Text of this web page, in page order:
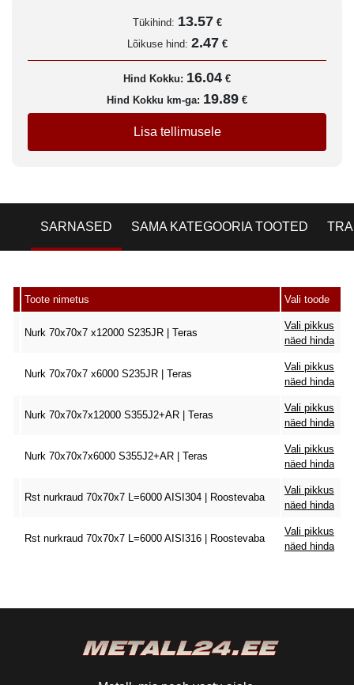
Tükihind: 13.57 €
Lõikuse hind: 2.47 €
Hind Kokku: 16.04 €
Hind Kokku km-ga: 19.89 €
Lisa tellimusele
SARNASED SAMA KATEGOORIA TOOTED
Toote nimetus Vali toode
Nurk 70x70x7 x12000 S235JR | Teras
Vali pikkus
näed hinda
Nurk 70x70x7 x6000 S235JR | Teras
Vali pikkus
näed hinda
Nurk 70x70x7x12000 S355J2+AR | Teras
Vali pikkus
näed hinda
Nurk 70x70x7x6000 S355J2+AR | Teras
Vali pikkus
näed hinda
Rst nurkraud 70x70x7 L=6000 AISI304 | Roostevaba
Vali pikkus
näed hinda
Rst nurkraud 70x70x7 L=6000 AISI316 | Roostevaba
Vali pikkus
näed hinda